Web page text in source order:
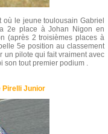
où le jeune toulousain Gabriel
2e place à Johan Nigon en
(après 2 troisièmes places à
5e position au classement
un pilote qui fait vraiment avec
son tout premier podium .
Pirelli Junior